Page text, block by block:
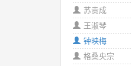
苏贵成
王淑琴
钟映梅
格桑央宗